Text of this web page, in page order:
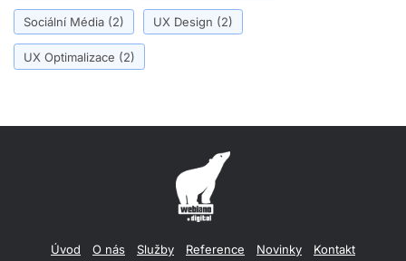
Sociální Média (2) UX Design (2)
UX Optimalizace (2)
Úvod O nás Služby Reference Novinky Kontakt